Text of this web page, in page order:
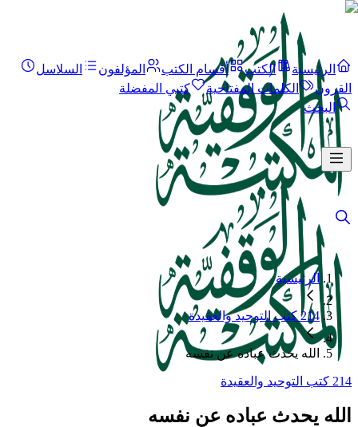
الرئيسية الكتب أقسام الكتب المؤلفون
السلاسل
القرون
الكلمات المفتاحية
كتبي المفضلة
البحث
الرئيسية
214 كتب التوحيد والعقيدة
الله يحدث عباده عن نفسه
214 كتب التوحيد والعقيدة
الله يحدث عباده عن نفسه